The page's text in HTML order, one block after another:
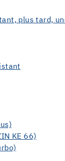
plus tard,
KE 66)